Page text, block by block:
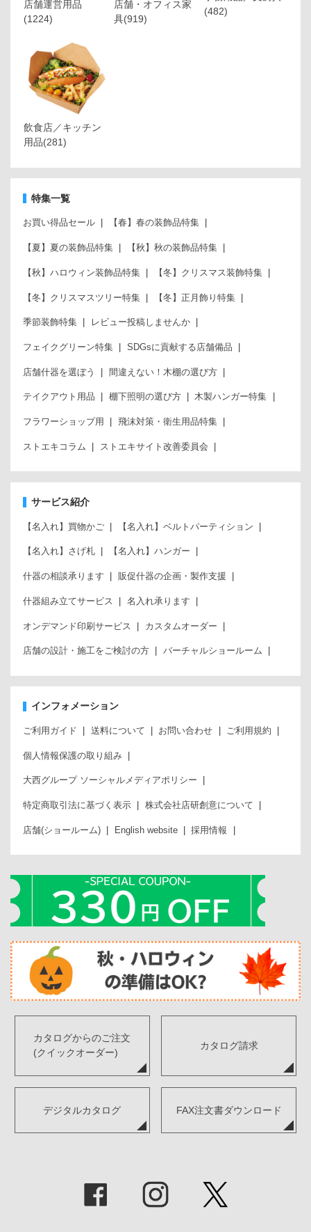
店舗運営用品
(1224)
店舗・オフィス家
具(919)
(482)
飲食店／キッチン
用品(281)
特集一覧
お買い得品セール 【春】春の装飾品特集
【夏】夏の装飾品特集 【秋】秋の装飾品特集
【秋】ハロウィン装飾品特集 【冬】クリスマス装飾特集
【冬】クリスマスツリー特集 【冬】正月飾り特集
季節装飾特集 レビュー投稿しませんか
フェイクグリーン特集 SDGsに貢献する店舗備品
店舗什器を選ぼう 間違えない！木棚の選び方
テイクアウト用品 棚下照明の選び方 木製ハンガー特集
フラワーショップ用 飛沫対策・衛生用品特集
ストエキコラム ストエキサイト改善委員会
サービス紹介
【名入れ】買物かご 【名入れ】ベルトパーティション
【名入れ】さげ札 【名入れ】ハンガー
什器の相談承ります 販促什器の企画・製作支援
什器組み立てサービス 名入れ承ります
オンデマンド印刷サービス カスタムオーダー
店舗の設計・施工をご検討の方 バーチャルショールーム
インフォメーション
ご利用ガイド 送料について お問い合わせ ご利用規約
個人情報保護の取り組み
大西グループ ソーシャルメディアポリシー
特定商取引法に基づく表示 株式会社店研創意について
店舗(ショールーム) English website 採用情報
カタログからのご注文
(クイックオーダー)
カタログ請求
デジタルカタログ FAX注文書ダウンロード